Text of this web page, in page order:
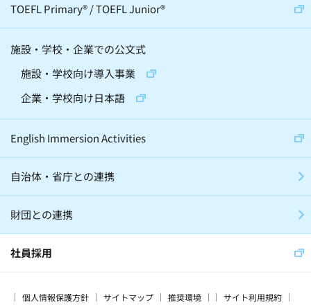
天文学(4)
建築(2)
精神・神経科学(2)
昆虫(2)
バレエ(4)
ロボット(3) 手話(4)
グローバル・異文化(186)
子育て(28)
スマート・エイジング(15)
プログラミング教育(3)
家庭学習(56)
TOEFL Primary®/TOEFL Junior®
施設・学校・企業での公文式
施設・学校向け導入事業
企業・学校向け日本語
English Immersion Activities
自治体・省庁との連携
財団との連携
社員採用
個人情報保護方針 サイトマップ 推奨環境 サイト利用規約